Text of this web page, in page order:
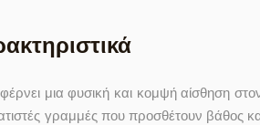
μια φυσική και κομψή αίσθηση
γραμμές που προσθέτουν βάθος